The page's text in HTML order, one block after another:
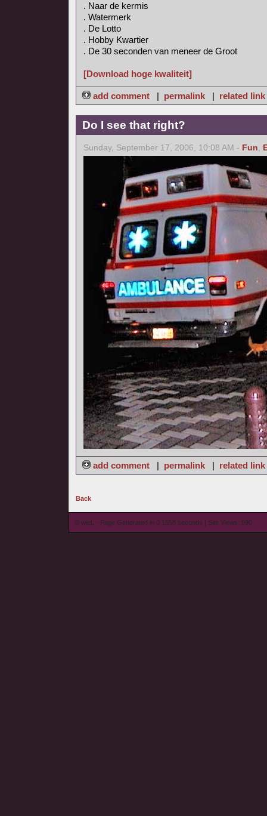
. Naar de kermis
. Watermerk
. De Lotto
. Hobby Kwartier
. De 30 seconden van meneer de Groot
[Download hoge kwaliteit]
add comment | permalink | related link
Do I see that right?
Sunday, September 17, 2006, 10:08 AM - Fun,
add comment | permalink | related link
Back
© wieL - Page Generated in 0.1558 seconds | Site Views: 690